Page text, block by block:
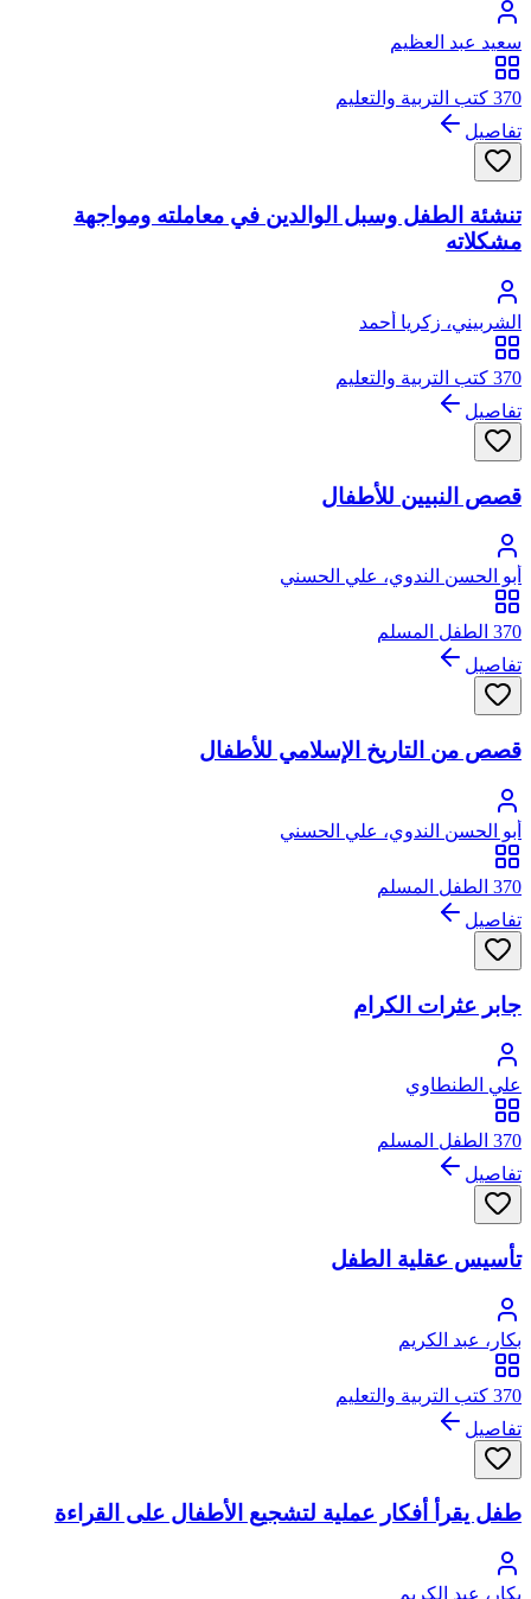
سعيد عبد العظيم
370 كتب التربية والتعليم
تفاصيل
تنشئة الطفل وسبل الوالدين في معاملته ومواجهة
مشكلاته
الشربيني، زكريا أحمد
370 كتب التربية والتعليم
تفاصيل
قصص النبيين للأطفال
أبو الحسن الندوي، علي الحسني
370 الطفل المسلم
تفاصيل
قصص من التاريخ الإسلامي للأطفال
أبو الحسن الندوي، علي الحسني
370 الطفل المسلم
تفاصيل
جابر عثرات الكرام
علي الطنطاوي
370 الطفل المسلم
تفاصيل
تأسيس عقلية الطفل
بكار، عبد الكريم
370 كتب التربية والتعليم
تفاصيل
طفل يقرأ أفكار عملية لتشجيع الأطفال على القراءة
بكار، عبد الكريم